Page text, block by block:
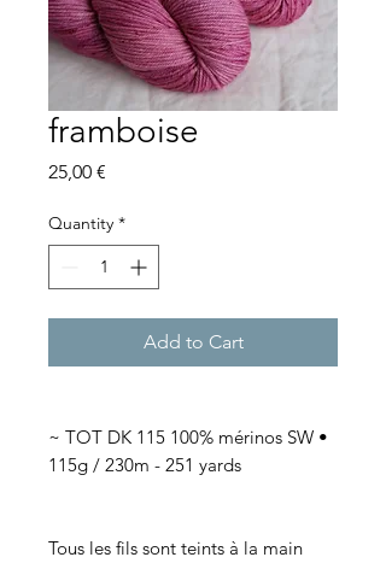
framboise
25,00 €
Quantity *
Add to Cart
~ TOT DK 115 100% mérinos SW •
115g / 230m - 251 yards
Tous les fils sont teints à la main